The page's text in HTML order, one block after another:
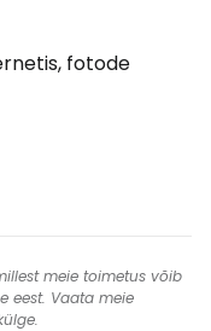
fotode
meie toimetus võib
eest. Vaata meie